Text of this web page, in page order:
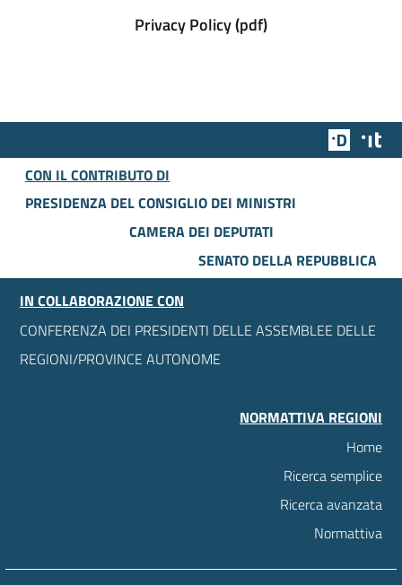
Privacy Policy (pdf)
Team
CON IL CONTRIBUTO DI
PRESIDENZA DEL CONSIGLIO DEI MINISTRI
CAMERA DEI DEPUTATI
SENATO DELLA REPUBBLICA
IN COLLABORAZIONE CON
CONFERENZA DEI PRESIDENTI DELLE ASSEMBLEE DELLE
REGIONI/PROVINCE AUTONOME
NORMATTIVA REGIONI
Home
Ricerca semplice
Ricerca avanzata
Normattiva